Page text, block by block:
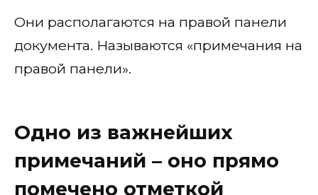
Они располагаются на правой панели
документа. Называются «примечания на
правой панели».
Одно из важнейших
примечаний – оно прямо
помечено отметкой